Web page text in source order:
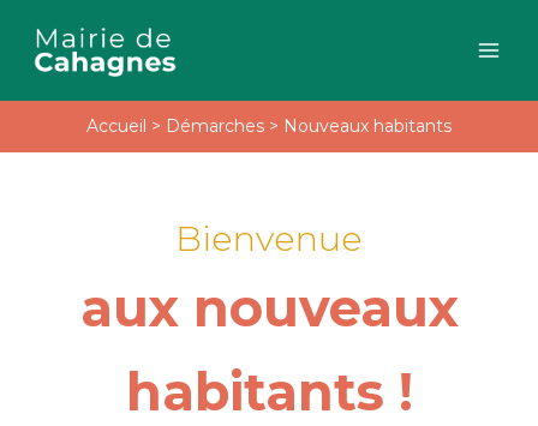
contenu
Accueil > Démarches > Nouveaux habitants
Bienvenue
aux nouveaux
habitants !